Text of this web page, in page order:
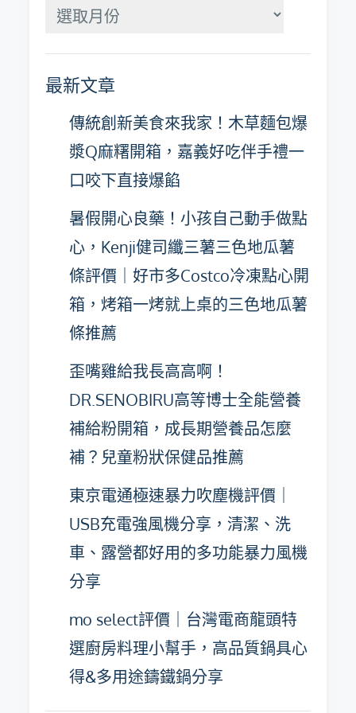
分
整
最新文章
傳統創新美食來我家！木草麵包爆
漿Q麻糬開箱，嘉義好吃伴手禮一
口咬下直接爆餡
暑假開心良藥！小孩自己動手做點
心，Kenji健司纖三薯三色地瓜薯
條評價｜好市多Costco冷凍點心開
箱，烤箱一烤就上桌的三色地瓜薯
條推薦
歪嘴雞給我長高高啊！
DR.SENOBIRU高等博士全能營養
補給粉開箱，成長期營養品怎麼
補？兒童粉狀保健品推薦
東京電通極速暴力吹塵機評價｜
USB充電強風機分享，清潔、洗
車、露營都好用的多功能暴力風機
分享
mo select評價｜台灣電商龍頭特
選廚房料理小幫手，高品質鍋具心
得&多用途鑄鐵鍋分享